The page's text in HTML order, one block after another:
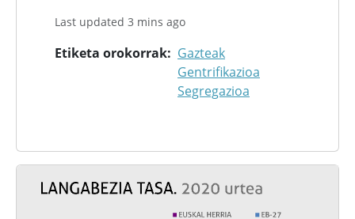
Last updated 3 mins ago
Etiketa orokorrak
Gazteak
Gentrifikazioa
Segregazioa